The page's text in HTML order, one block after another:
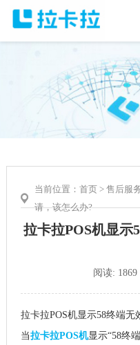
当前位置： 首页> 售后服
请，该怎么办?
拉卡拉POS机显示
阅读:
拉卡拉POS机显示58终端无
当拉卡拉POS机显示“58终